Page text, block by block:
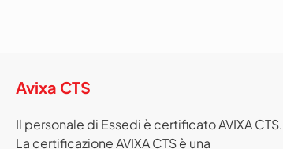
Avixa CTS
Il personale di Essedi è certificato AVIXA CTS.
La certificazione AVIXA CTS è una